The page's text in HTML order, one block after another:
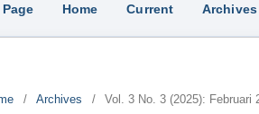
Home Current Archives
/ Archives / Vol. 3 No. 3 (2025): Februari